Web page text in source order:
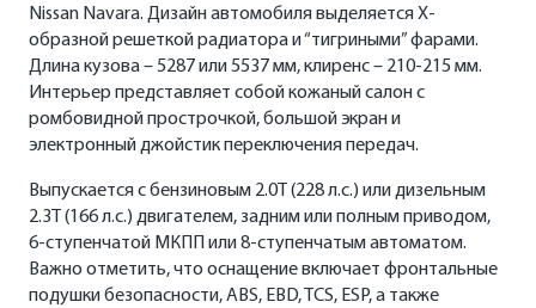
Nissan Navara. Дизайн автомобиля выделяется Х-
образной решеткой радиатора и “тигриными” фарами.
Длина кузова – 5287 или 5537 мм, клиренс – 210-215 мм.
Интерьер представляет собой кожаный салон с
ромбовидной прострочкой, большой экран и
электронный джойстик переключения передач.
Выпускается с бензиновым 2.0T (228 л.с.) или дизельным
2.3T (166 л.с.) двигателем, задним или полным приводом,
6-ступенчатой МКПП или 8-ступенчатым автоматом.
Важно отметить, что оснащение включает фронтальные
подушки безопасности, ABS, EBD, TCS, ESP, а также